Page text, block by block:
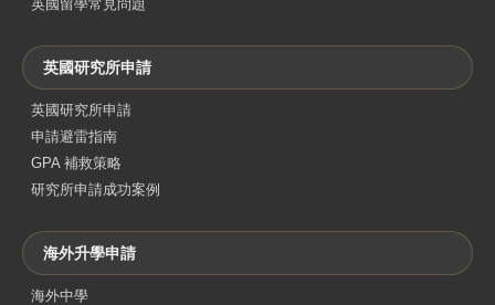
英國留學常見問題
英國研究所申請
英國研究所申請
申請避雷指南
GPA 補救策略
研究所申請成功案例
海外升學申請
海外中學